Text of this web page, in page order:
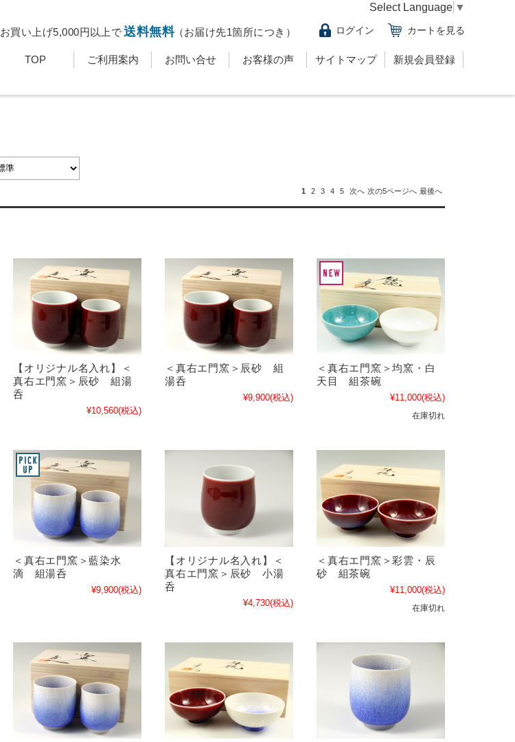
お買い上げ5,000円以上で送料無料（お届け先1箇所につき） ログイン カートを見る
TOP ご利用案内 お問い合せ お客様の声 サイトマップ 新規会員登録
Select Language ▼
1 2 3 4 5 次へ 次の5ページへ 最後へ
【オリジナル名入れ】＜
真右エ門窯＞辰砂 組湯
呑
¥10,560(税込)
＜真右エ門窯＞辰砂 組
湯呑
¥9,900(税込)
＜真右エ門窯＞均窯・白
天目 組茶碗
¥11,000(税込)
在庫切れ
＜真右エ門窯＞藍染水
滴 組湯呑
¥9,900(税込)
【オリジナル名入れ】＜
真右エ門窯＞辰砂 小湯
呑
¥4,730(税込)
＜真右エ門窯＞彩雲・辰
砂 組茶碗
¥11,000(税込)
在庫切れ